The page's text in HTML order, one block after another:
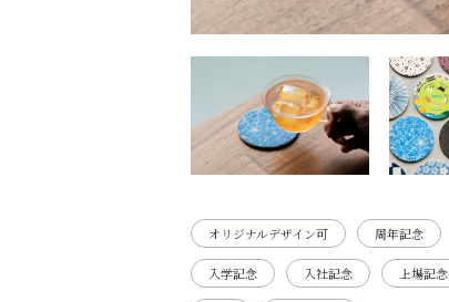
オリジナルデザイン可 周年記念
入学記念 入社記念 上場記念